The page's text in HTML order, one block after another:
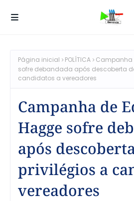
Página inicial POLÍTICA
Campanha
sofre debandada após descoberta
candidatos a vereadores
Campanha de
Hagge sofre
após
privilégios a
vereadores